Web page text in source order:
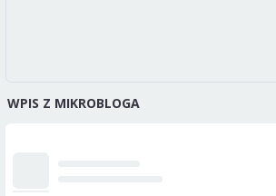
WPIS Z MIKROBLOGA